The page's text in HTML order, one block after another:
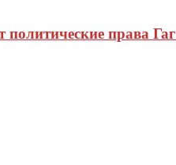
права